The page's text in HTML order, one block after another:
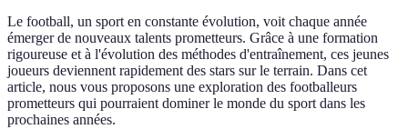
Le football, un sport en constante évolution, voit chaque année
émerger de nouveaux talents prometteurs. Grâce à une formation
rigoureuse et à l'évolution des méthodes d'entraînement, ces jeunes
joueurs deviennent rapidement des stars sur le terrain. Dans cet
article, nous vous proposons une exploration des footballeurs
prometteurs qui pourraient dominer le monde du sport dans les
prochaines années.